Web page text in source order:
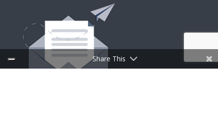
Share This